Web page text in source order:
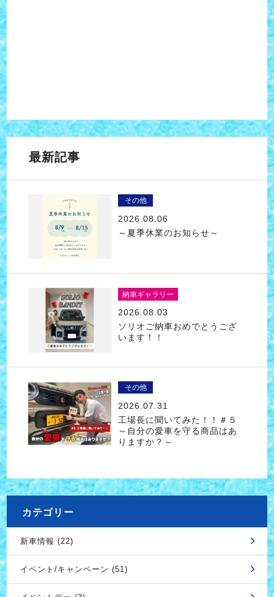
最新記事
その他
2026.08.06
～夏季休業のお知らせ～
納車ギャラリー
2026.08.03
ソリオご納車おめでとうござ
います！！
その他
2026.07.31
工場長に聞いてみた！！＃５
～自分の愛車を守る商品はあ
りますか？～
カテゴリー
新車情報 (22)
イベント/キャンペーン (51)